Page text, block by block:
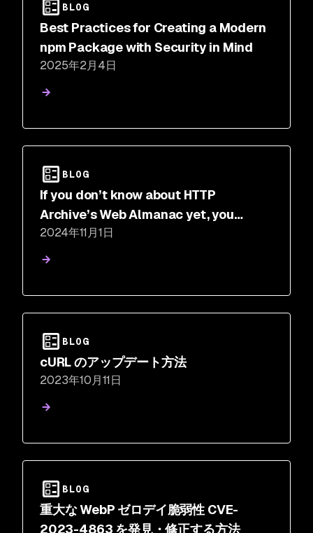
BLOG
Best Practices for Creating a Modern
npm Package with Security in Mind
2025年2月4日
BLOG
If you don’t know about HTTP
Archive’s Web Almanac yet, you
should!
2024年11月1日
BLOG
cURL のアップデート方法
2023年10月11日
BLOG
重大な WebP ゼロデイ脆弱性 CVE-
2023-4863 を発見・修正する方法